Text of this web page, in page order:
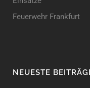
Feuerwehr Frankfurt
NEUESTE